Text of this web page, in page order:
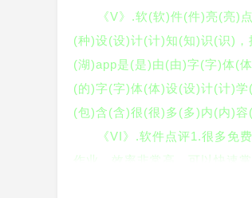
《V》.软(软)件(件)亮(亮)
(种)设(设)计(计)知(知)识(识)
(湖)app是(是)由(由)字(字)体(
(的)字(字)体(体)设(设)计(计)
(包)含(含)很(很)多(多)内(内)
《VI》.软件点评1.很多免
作业，效率非常高，可以快速